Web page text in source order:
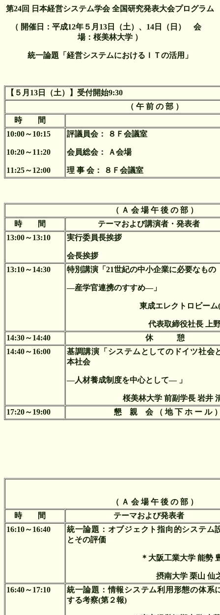
第24回 日本経営システム学会 全国研究発表大会プログラム
（ 開催日：平成12年５月13日（土）、14日（日） 会
場：桜美林大学 ）
統一論題「経営システムにおけるＩＴの活用」
【５月13日（土）】受付開始9:30
（ 午 前 の 部 ）
時 間
10:00～10:15
10:20～11:20
11:25～12:00
評議員会： ８Ｆ会議室
会員総会： Ａ会場
理 事 会： ８Ｆ会議室
（ Ａ 会 場 午 後 の 部 ）
時 間
テーマおよび講演者・発表者
13:00～13:10
実行委員長挨拶
会長挨拶
13:10～14:30
特別講演 「 21世紀の中小企業に必要なもの
―産学官連携のすすめ―」
東成エレクトロビーム(
代表取締役社長
上
14:30～14:40
休 憩
14:40～16:00
基調講演 「システムとしてのドイツ社会
本社会
―人材養成制度を中心として― 」
桜美林大学 前副学長 岩井
17:20～19:00
懇 親 会 （ 地 下 ホ ー ル
（ Ａ 会 場 午 後 の 部 ）
時 間
テーマおよび発表者
16:10～16:40
統一論題： オブジェクト指向的システム
とその評価
＊大阪工業大学 能勢
摂南大学 栗山 仙
16:40～17:10
統一論題：情報システム利用形態の体系
する考察(第２報)